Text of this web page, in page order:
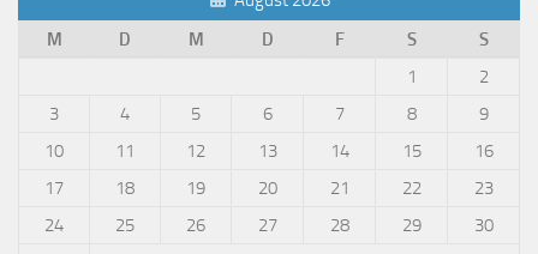
M
D M D F S
S
1
2
3
4 5 6 7 8
9
10
11 12 13 14 15
16
17
18 19 20 21 22
23
24
25 26 27 28 29
30